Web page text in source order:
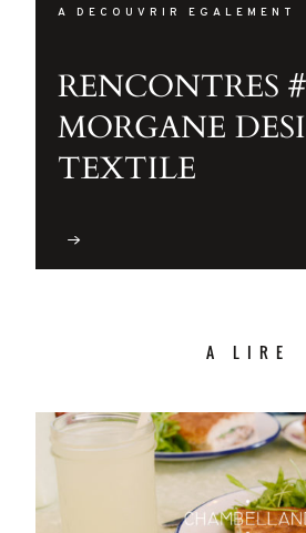
A DECOUVRIR EGALEMENT
RENCONTRES
MORGANE
TEXTILE
A LIRE